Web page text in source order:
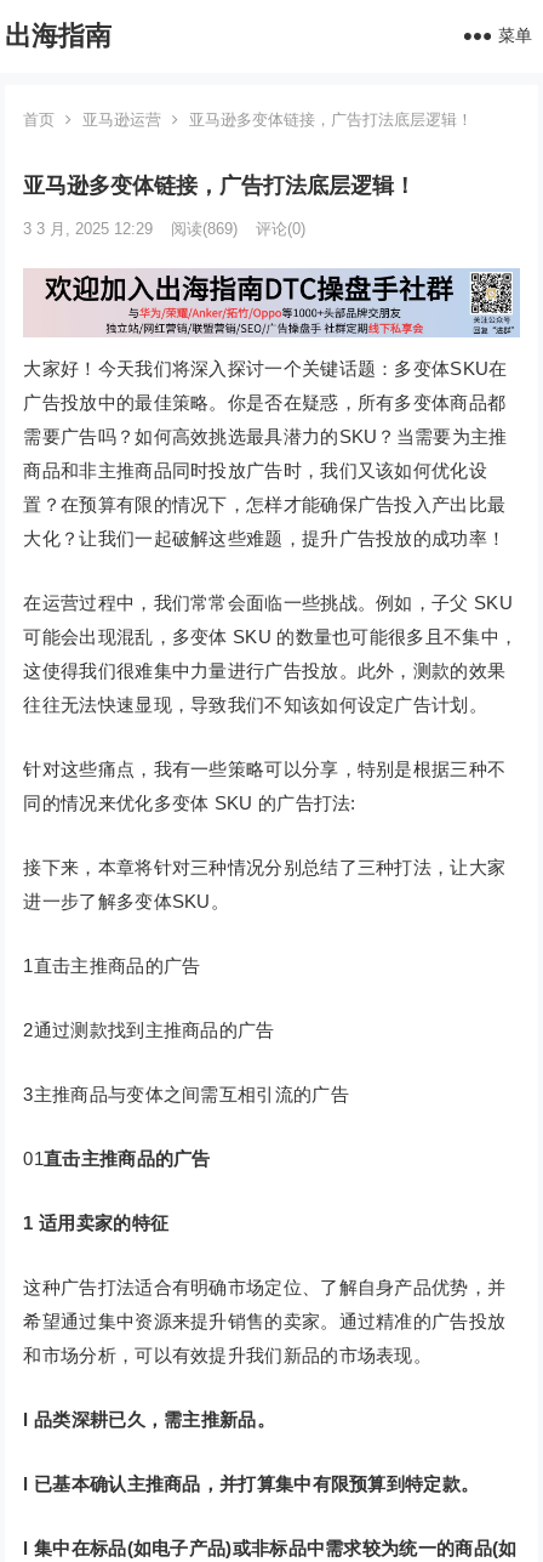
出海指南 菜单
首页 亚马逊运营 亚马逊多变体链接，广告打法底层逻辑！
亚马逊多变体链接，广告打法底层逻辑！
3 3 月, 2025 12:29 阅读(869) 评论(0)
大家好！今天我们将深入探讨一个关键话题：多变体SKU在
广告投放中的最佳策略。你是否在疑惑，所有多变体商品都
需要广告吗？如何高效挑选最具潜力的SKU？当需要为主推
商品和非主推商品同时投放广告时，我们又该如何优化设
置？在预算有限的情况下，怎样才能确保广告投入产出比最
大化？让我们一起破解这些难题，提升广告投放的成功率！
在运营过程中，我们常常会面临一些挑战。例如，子父 SKU
可能会出现混乱，多变体 SKU 的数量也可能很多且不集中，
这使得我们很难集中力量进行广告投放。此外，测款的效果
往往无法快速显现，导致我们不知该如何设定广告计划。
针对这些痛点，我有一些策略可以分享，特别是根据三种不
同的情况来优化多变体 SKU 的广告打法:
接下来，本章将针对三种情况分别总结了三种打法，让大家
进一步了解多变体SKU。
1直击主推商品的广告
2通过测款找到主推商品的广告
3主推商品与变体之间需互相引流的广告
01直击主推商品的广告
1 适用卖家的特征
这种广告打法适合有明确市场定位、了解自身产品优势，并
希望通过集中资源来提升销售的卖家。通过精准的广告投放
和市场分析，可以有效提升我们新品的市场表现。
l 品类深耕已久，需主推新品。
l 已基本确认主推商品，并打算集中有限预算到特定款。
l 集中在标品(如电子产品)或非标品中需求较为统一的商品(如